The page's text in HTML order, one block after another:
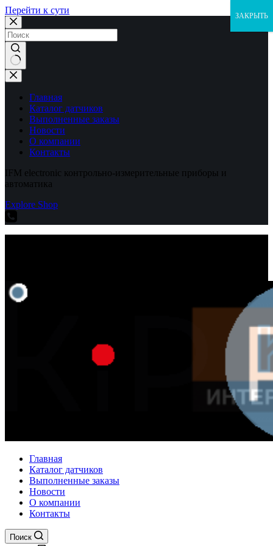
Перейти к сути
Ничего
не
найденоГлавная
Каталог датчиков
Выполненные заказы
Новости
О компании
Контакты
IFM electronic контрольно-измерительные приборы и
автоматика
Explore Shop
Главная
Каталог датчиков
Выполненные заказы
Новости
О компании
Контакты
Поиск
ЗАКРЫТЬ